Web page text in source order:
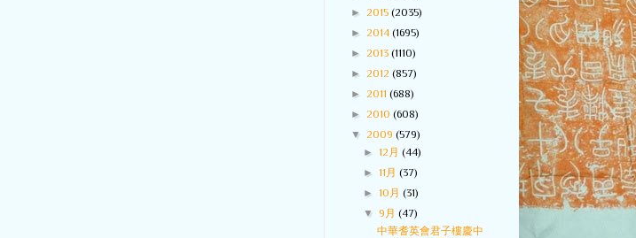
► 2015 (2035)
► 2014 (1695)
► 2013 (1110)
► 2012 (857)
► 2011 (688)
► 2010 (608)
▼ 2009 (579)
►12月(44)
►11月(37)
►10月(31)
▼9月(47)
中華耆英會君子樓慶中